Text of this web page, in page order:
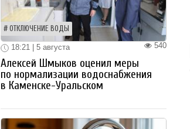
ОТКЛЮЧЕНИЕ ВОДЫ
540
18:21 | 5 августа
Алексей Шмыков оценил меры
по нормализации водоснабжения
в Каменске-Уральском